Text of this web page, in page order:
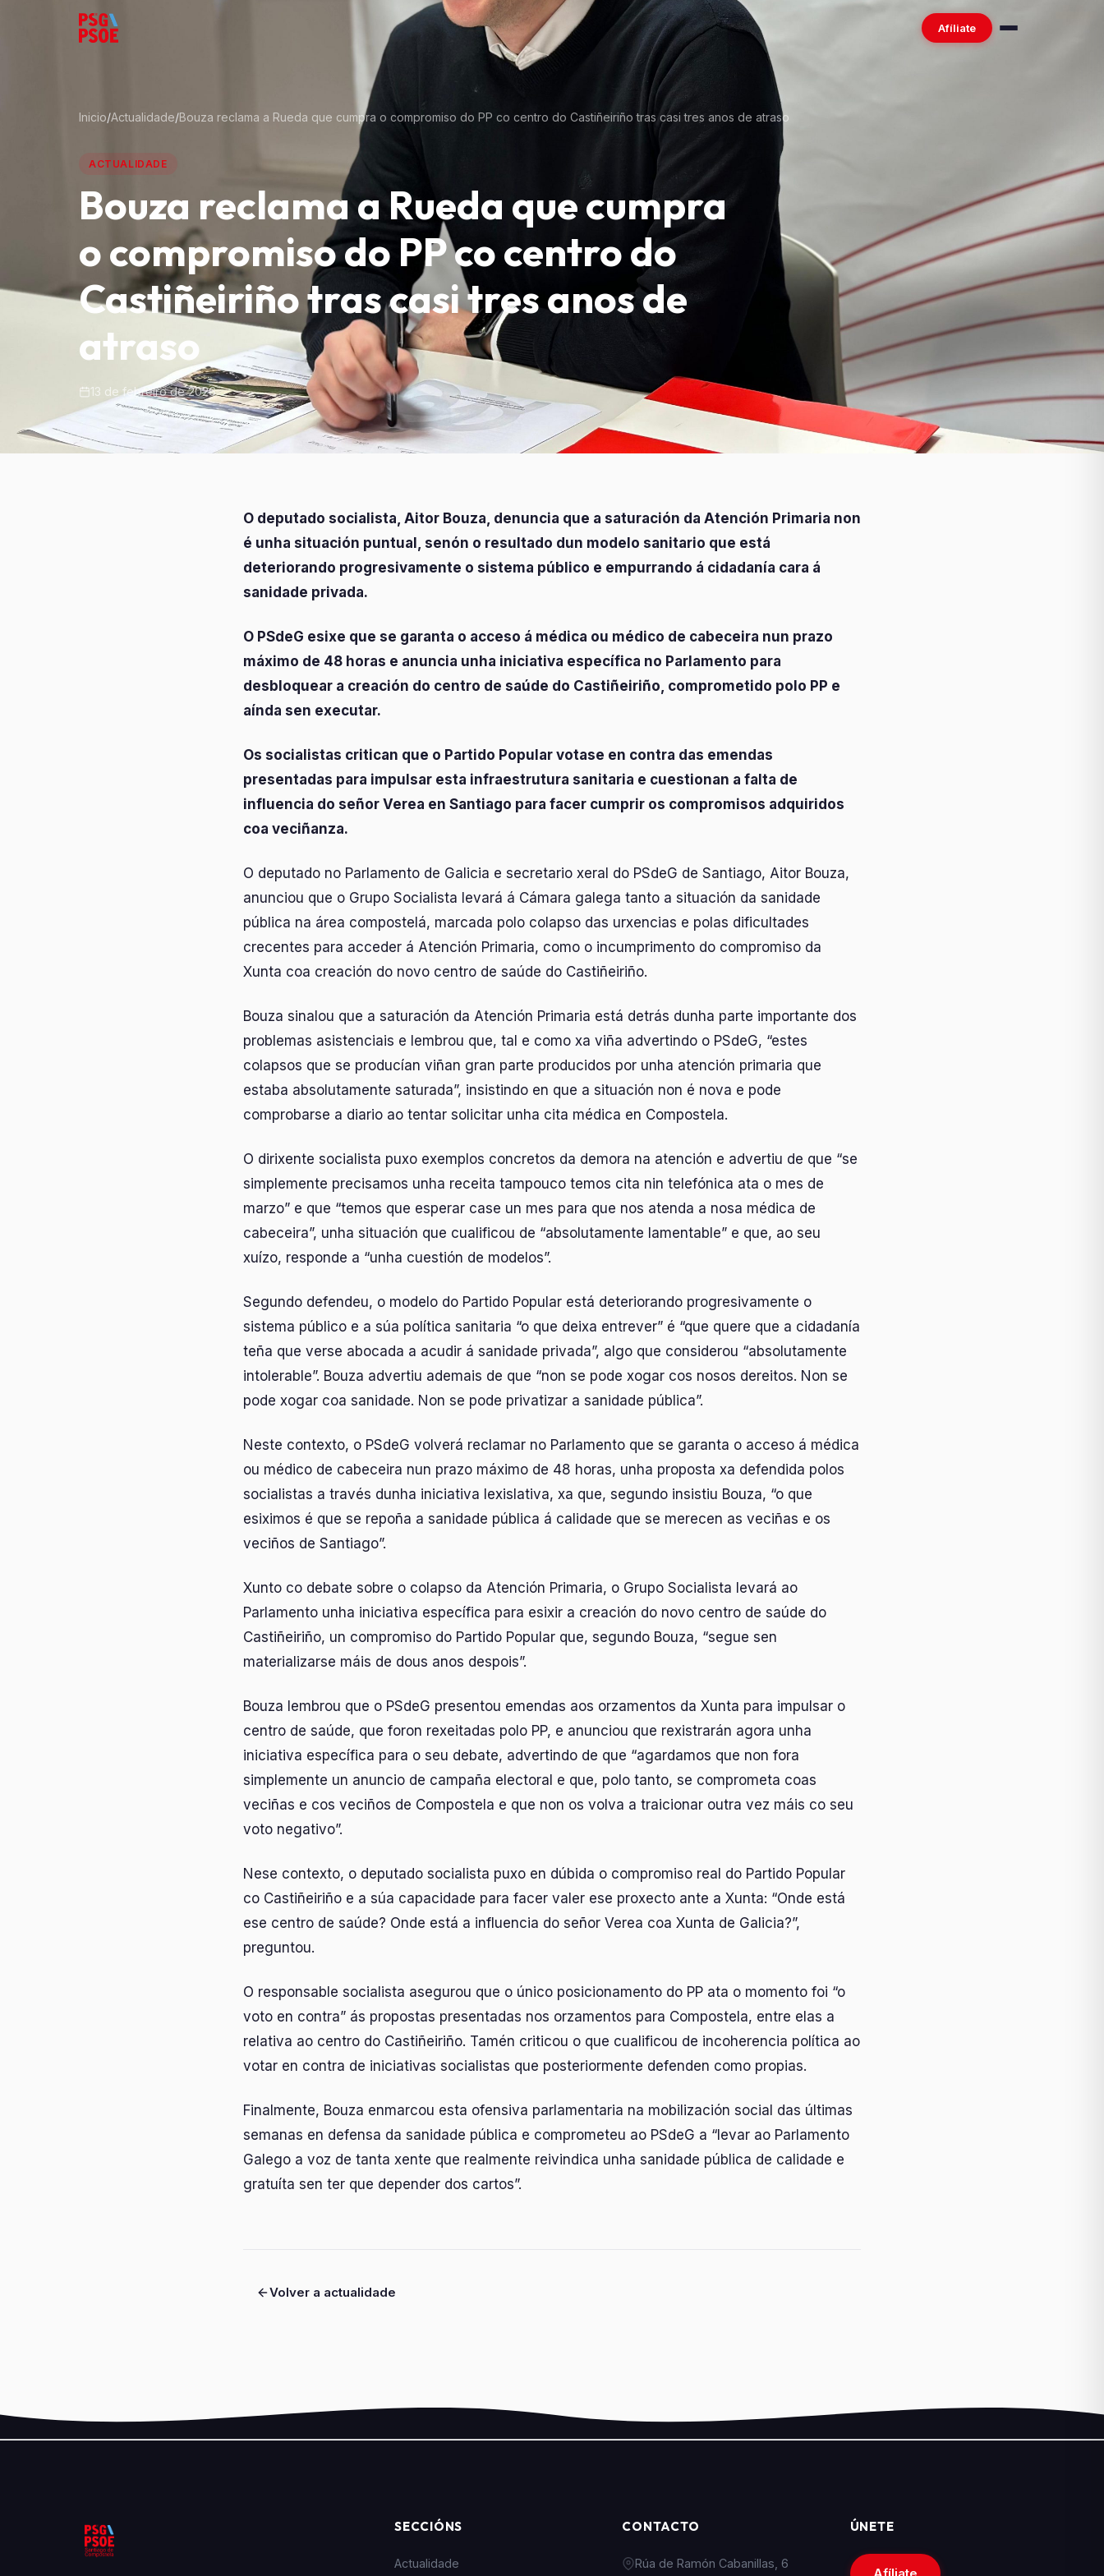
Afíliate
Inicio/Actualidade/Bouza reclama a Rueda que cumpra o compromiso do PP co centro do Castiñeiriño tras casi tres anos de atraso
ACTUALIDADE
Bouza reclama a Rueda que cumpra
o compromiso do PP co centro do
Castiñeiriño tras casi tres anos de
atraso
13 de febreiro de 2026
O deputado socialista, Aitor Bouza, denuncia que a saturación da Atención Primaria non
é unha situación puntual, senón o resultado dun modelo sanitario que está
deteriorando progresivamente o sistema público e empurrando á cidadanía cara á
sanidade privada.
O PSdeG esixe que se garanta o acceso á médica ou médico de cabeceira nun prazo
máximo de 48 horas e anuncia unha iniciativa específica no Parlamento para
desbloquear a creación do centro de saúde do Castiñeiriño, comprometido polo PP e
aínda sen executar.
Os socialistas critican que o Partido Popular votase en contra das emendas
presentadas para impulsar esta infraestrutura sanitaria e cuestionan a falta de
influencia do señor Verea en Santiago para facer cumprir os compromisos adquiridos
coa veciñanza.
O deputado no Parlamento de Galicia e secretario xeral do PSdeG de Santiago, Aitor Bouza,
anunciou que o Grupo Socialista levará á Cámara galega tanto a situación da sanidade
pública na área compostelá, marcada polo colapso das urxencias e polas dificultades
crecentes para acceder á Atención Primaria, como o incumprimento do compromiso da
Xunta coa creación do novo centro de saúde do Castiñeiriño.
Bouza sinalou que a saturación da Atención Primaria está detrás dunha parte importante dos
problemas asistenciais e lembrou que, tal e como xa viña advertindo o PSdeG, “estes
colapsos que se producían viñan gran parte producidos por unha atención primaria que
estaba absolutamente saturada”, insistindo en que a situación non é nova e pode
comprobarse a diario ao tentar solicitar unha cita médica en Compostela.
O dirixente socialista puxo exemplos concretos da demora na atención e advertiu de que “se
simplemente precisamos unha receita tampouco temos cita nin telefónica ata o mes de
marzo” e que “temos que esperar case un mes para que nos atenda a nosa médica de
cabeceira”, unha situación que cualificou de “absolutamente lamentable” e que, ao seu
xuízo, responde a “unha cuestión de modelos”.
Segundo defendeu, o modelo do Partido Popular está deteriorando progresivamente o
sistema público e a súa política sanitaria “o que deixa entrever” é “que quere que a cidadanía
teña que verse abocada a acudir á sanidade privada”, algo que considerou “absolutamente
intolerable”. Bouza advertiu ademais de que “non se pode xogar cos nosos dereitos. Non se
pode xogar coa sanidade. Non se pode privatizar a sanidade pública”.
Neste contexto, o PSdeG volverá reclamar no Parlamento que se garanta o acceso á médica
ou médico de cabeceira nun prazo máximo de 48 horas, unha proposta xa defendida polos
socialistas a través dunha iniciativa lexislativa, xa que, segundo insistiu Bouza, “o que
esiximos é que se repoña a sanidade pública á calidade que se merecen as veciñas e os
veciños de Santiago”.
Xunto co debate sobre o colapso da Atención Primaria, o Grupo Socialista levará ao
Parlamento unha iniciativa específica para esixir a creación do novo centro de saúde do
Castiñeiriño, un compromiso do Partido Popular que, segundo Bouza, “segue sen
materializarse máis de dous anos despois”.
Bouza lembrou que o PSdeG presentou emendas aos orzamentos da Xunta para impulsar o
centro de saúde, que foron rexeitadas polo PP, e anunciou que rexistrarán agora unha
iniciativa específica para o seu debate, advertindo de que “agardamos que non fora
simplemente un anuncio de campaña electoral e que, polo tanto, se comprometa coas
veciñas e cos veciños de Compostela e que non os volva a traicionar outra vez máis co seu
voto negativo”.
Nese contexto, o deputado socialista puxo en dúbida o compromiso real do Partido Popular
co Castiñeiriño e a súa capacidade para facer valer ese proxecto ante a Xunta: “Onde está
ese centro de saúde? Onde está a influencia do señor Verea coa Xunta de Galicia?”,
preguntou.
O responsable socialista asegurou que o único posicionamento do PP ata o momento foi “o
voto en contra” ás propostas presentadas nos orzamentos para Compostela, entre elas a
relativa ao centro do Castiñeiriño. Tamén criticou o que cualificou de incoherencia política ao
votar en contra de iniciativas socialistas que posteriormente defenden como propias.
Finalmente, Bouza enmarcou esta ofensiva parlamentaria na mobilización social das últimas
semanas en defensa da sanidade pública e comprometeu ao PSdeG a “levar ao Parlamento
Galego a voz de tanta xente que realmente reivindica unha sanidade pública de calidade e
gratuíta sen ter que depender dos cartos”.
Volver a actualidade
SECCIÓNS
Actualidade
CONTACTO
Rúa de Ramón Cabanillas, 6
ÚNETE